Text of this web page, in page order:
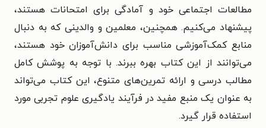
مطالعات اجتماعی خود و آمادگی برای امتحانات هستند،
پیشنهاد می‌کنیم. همچنین، معلمین و والدینی که به دنبال
منابع کمک‌آموزشی مناسب برای دانش‌آموزان خود هستند،
می‌توانند از این کتاب بهره ببرند. با توجه به پوشش کامل
مطالب درسی و ارائه تمرین‌های متنوع، این کتاب می‌تواند
به عنوان یک منبع مفید در فرآیند یادگیری علوم تجربی مورد
استفاده قرار گیرد.